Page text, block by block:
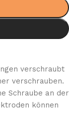
verschraubt
verschrauben.
Schraube an der
können